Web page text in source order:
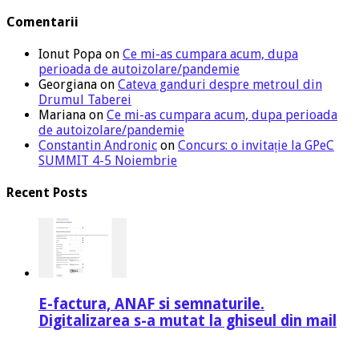
Comentarii
Ionut Popa on Ce mi-as cumpara acum, dupa
perioada de autoizolare/pandemie
Georgiana on Cateva ganduri despre metroul din
Drumul Taberei
Mariana on Ce mi-as cumpara acum, dupa perioada
de autoizolare/pandemie
Constantin Andronic on Concurs: o invitație la GPeC
SUMMIT 4-5 Noiembrie
Recent Posts
E-factura, ANAF si semnaturile.
Digitalizarea s-a mutat la ghiseul din mail